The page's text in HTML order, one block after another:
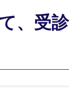
、受